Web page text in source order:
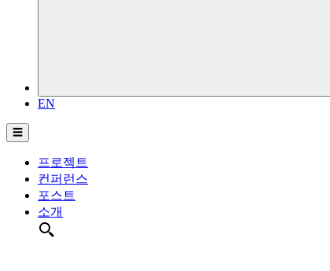
EN
☰
프로젝트
컨퍼런스
포스트
소개